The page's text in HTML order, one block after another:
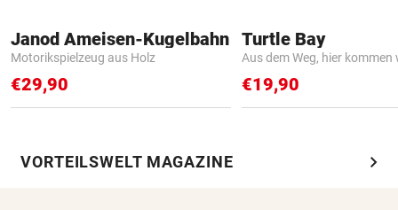
Janod Ameisen-Kugelbahn
Motorikspielzeug aus Holz
€29,90
Turtle Bay
Aus dem Weg, hier kommen
€19,90
VORTEILSWELT MAGAZINE chevron_right